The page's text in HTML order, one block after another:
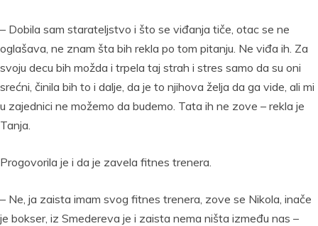
– Dobila sam starateljstvo i što se viđanja tiče, otac se ne
oglašava, ne znam šta bih rekla po tom pitanju. Ne viđa ih. Za
svoju decu bih možda i trpela taj strah i stres samo da su oni
srećni, činila bih to i dalje, da je to njihova želja da ga vide, ali mi
u zajednici ne možemo da budemo. Tata ih ne zove – rekla je
Tanja.
Progovorila je i da je zavela fitnes trenera.
– Ne, ja zaista imam svog fitnes trenera, zove se Nikola, inače
je bokser, iz Smedereva je i zaista nema ništa između nas –